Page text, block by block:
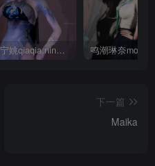
剑来-宁姚qiaqia.ningyao-re.1
下一篇
Maika